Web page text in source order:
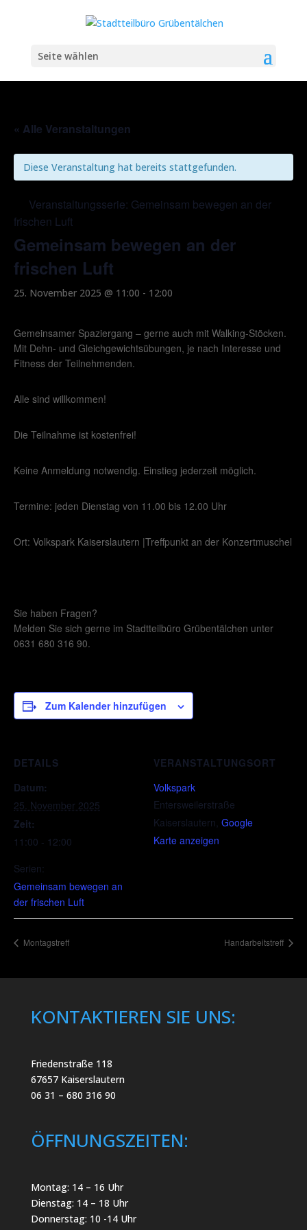
Seite wählen
« Alle Veranstaltungen
Diese Veranstaltung hat bereits stattgefunden.
Veranstaltungsserie: Gemeinsam bewegen an der
frischen Luft
Gemeinsam bewegen an der
frischen Luft
25. November 2025 @ 11:00 - 12:00
Gemeinsamer Spaziergang – gerne auch mit Walking-Stöcken.
Mit Dehn- und Gleichgewichtsübungen, je nach Interesse und
Fitness der Teilnehmenden.
Alle sind willkommen!
Die Teilnahme ist kostenfrei!
Keine Anmeldung notwendig. Einstieg jederzeit möglich.
Termine: jeden Dienstag von 11.00 bis 12.00 Uhr
Ort: Volkspark Kaiserslautern |Treffpunkt an der Konzertmuschel
Sie haben Fragen?
Melden Sie sich gerne im Stadtteilbüro Grübentälchen unter
0631 680 316 90.
Zum Kalender hinzufügen
DETAILS
Datum:
25. November 2025
Zeit:
11:00 - 12:00
Serien:
Gemeinsam bewegen an
der frischen Luft
VERANSTALTUNGSORT
Volkspark
Entersweilerstraße
Kaiserslautern, Google
Karte anzeigen
Montagstreff Handarbeitstreff
KONTAKTIEREN SIE UNS:
Friedenstraße 118
67657 Kaiserslautern
06 31 – 680 316 90
ÖFFNUNGSZEITEN:
Montag: 14 – 16 Uhr
Dienstag: 14 – 18 Uhr
Donnerstag: 10 -14 Uhr